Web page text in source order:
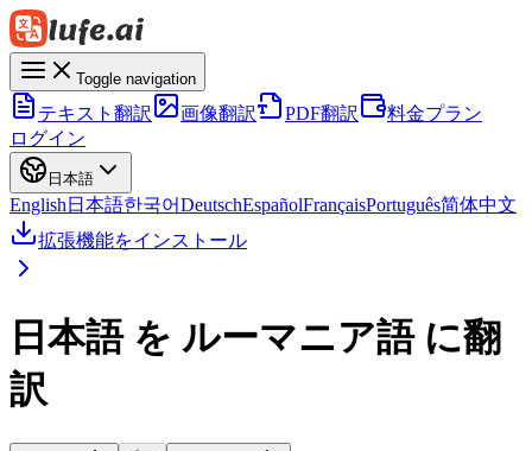
Toggle navigation
テキスト翻訳 画像翻訳 PDF翻訳
料金プラン
ログイン
日本語
English 日本語한국어DeutschEspañolFrançaisPortuguês简体中文
拡張機能をインストール
日本語 を ルーマニア語 に翻
訳